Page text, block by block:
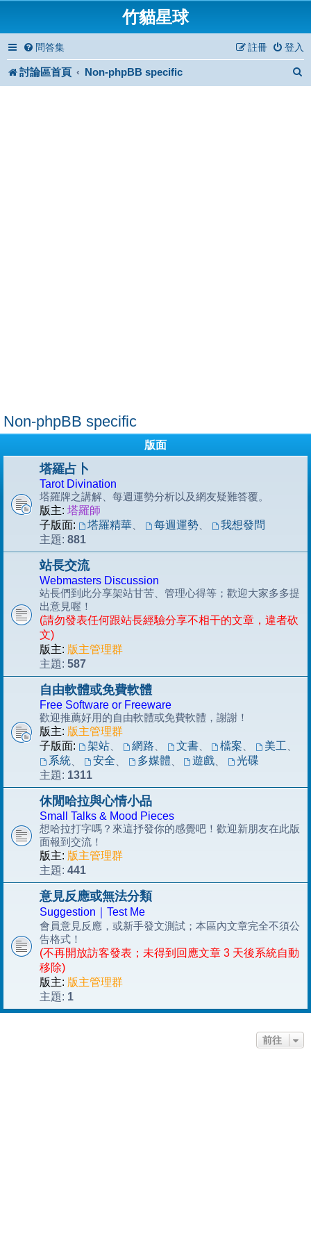
竹貓星球
問答集 登入
註冊
討論區首頁 Non-phpBB specific
Non-phpBB specific
版面
塔羅占卜
Tarot Divination
塔羅牌之講解、每週運勢分析以及網友疑難答覆。
版主: 塔羅師
子版面:
塔羅精華、 每週運勢、
我想發問
主題: 881
站長交流
Webmasters Discussion
站長們到此分享架站甘苦、管理心得等；歡迎大家多多提
出意見喔！
(請勿發表任何跟站長經驗分享不相干的文章，違者砍
文)
版主: 版主管理群
主題: 587
自由軟體或免費軟體
Free Software or Freeware
歡迎推薦好用的自由軟體或免費軟體，謝謝！
版主: 版主管理群
子版面:
架站、 網路 文書、 檔案 美工
系統、 安全 多媒體 遊戲
光碟
主題: 1311
休閒哈拉與心情小品
Small Talks & Mood Pieces
想哈拉打字嗎？來這抒發你的感覺吧！歡迎新朋友在此版
面報到交流！
版主: 版主管理群
主題: 441
意見反應或無法分類
Suggestion｜Test Me
會員意見反應，或新手發文測試；本區內文章完全不須公
告格式！
(不再開放訪客發表；未得到回應文章 3 天後系統自動
移除)
版主: 版主管理群
主題: 1
前往